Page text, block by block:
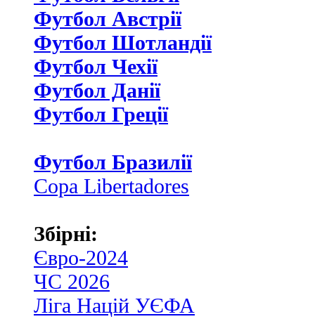
Футбол Австрії
Футбол Шотландії
Футбол Чехії
Футбол Данії
Футбол Греції
Футбол Бразилії
Copa Libertadores
Збірні:
Євро-2024
ЧС 2026
Ліга Націй УЄФА